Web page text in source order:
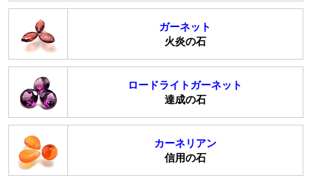
ガーネット
火炎の石
ロードライトガーネット
達成の石
カーネリアン
信用の石